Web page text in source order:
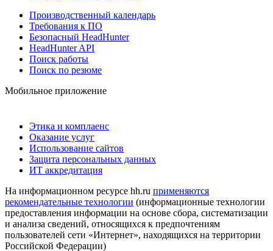
Производственный календарь
Требования к ПО
Безопасный HeadHunter
HeadHunter API
Поиск работы
Поиск по резюме
Мобильное приложение
Этика и комплаенс
Оказание услуг
Использование сайтов
Защита персональных данных
ИТ аккредитация
На информационном ресурсе hh.ru применяются
рекомендательные технологии (информационные технологии
предоставления информации на основе сбора, систематизации
и анализа сведений, относящихся к предпочтениям
пользователей сети «Интернет», находящихся на территории
Российской Федерации)